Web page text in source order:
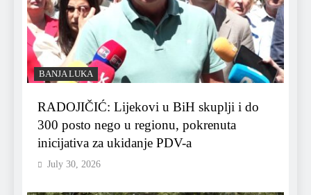
BANJA LUKA
RADOJIČIĆ: Lijekovi u BiH skuplji i do
300 posto nego u regionu, pokrenuta
inicijativa za ukidanje PDV-a
July 30, 2026